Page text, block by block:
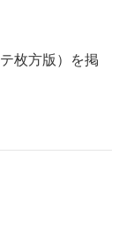
枚方版）を掲